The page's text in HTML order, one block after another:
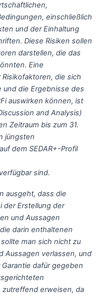
einschließlich
und der Einhaltung
Diese Risiken sollen
darstellen, die das
Eine
die sich
und die Ergebnisse des
auswirken können, ist
and Analysis)
Zeitraum bis zum 31.
jüngsten
dem SEDAR+-Profil
verfügbar sind.
ausgeht, dass die
der Erstellung der
und Aussagen
darin enthaltenen
man sich nicht zu
Aussagen verlassen, und
dafür gegeben
zutreffend erweisen, da